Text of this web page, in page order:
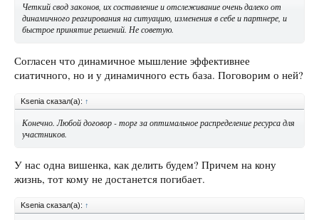
Четкий свод законов, их составление и отслеживание очень далеко от
динамичного реагирования на ситуацию, изменения в себе и партнере, и
быстрое принятие решений. Не советую.
Согласен что динамичное мышление эффективнее
сиатичного, но и у динамичного есть база. Поговорим о ней?
Ksenia сказал(а): ↑
Конечно. Любой договор - торг за оптимальное распределение ресурса для
участников.
У нас одна вишенка, как делить будем? Причем на кону
жизнь, тот кому не достанется погибает.
Ksenia сказал(а): ↑